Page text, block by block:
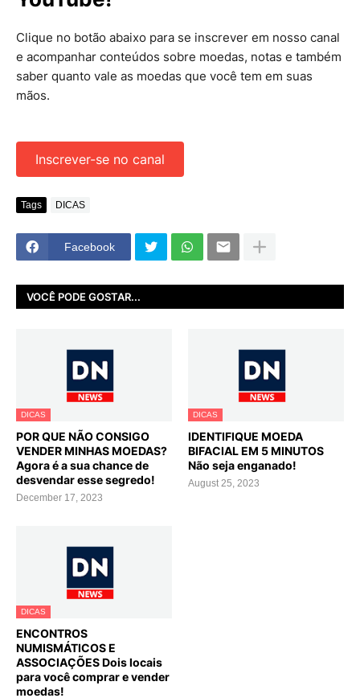
Clique no botão abaixo para se inscrever em nosso canal
e acompanhar conteúdos sobre moedas, notas e também
saber quanto vale as moedas que você tem em suas
mãos.
Inscrever-se no canal
Tags DICAS
Facebook
VOCÊ PODE GOSTAR...
DICAS
POR QUE NÃO CONSIGO
VENDER MINHAS MOEDAS?
Agora é a sua chance de
desvendar esse segredo!
December 17, 2023
DICAS
IDENTIFIQUE MOEDA
BIFACIAL EM 5 MINUTOS
Não seja enganado!
August 25, 2023
DICAS
ENCONTROS
NUMISMÁTICOS E
ASSOCIAÇÕES Dois locais
para você comprar e vender
moedas!